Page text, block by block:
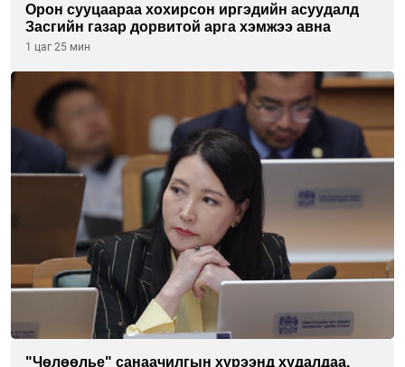
Орон сууцаараа хохирсон иргэдийн асуудалд
Засгийн газар дорвитой арга хэмжээ авна
1 цаг 25 мин
"Чөлөөлье" санаачилгын хүрээнд худалдаа,